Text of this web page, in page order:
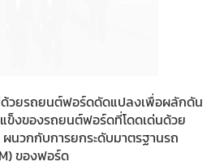
ด้วยรถยนต์ฟอร์ดดัดแปลงเพื่อผลักดัน
ข็งของรถยนต์ฟอร์ดที่โดดเด่นด้วย
นวกกับการยกระดับมาตรฐานรถ
ของฟอร์ด